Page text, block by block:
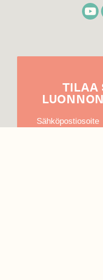
TILAA
LUONNON
Sähköpostiosoite